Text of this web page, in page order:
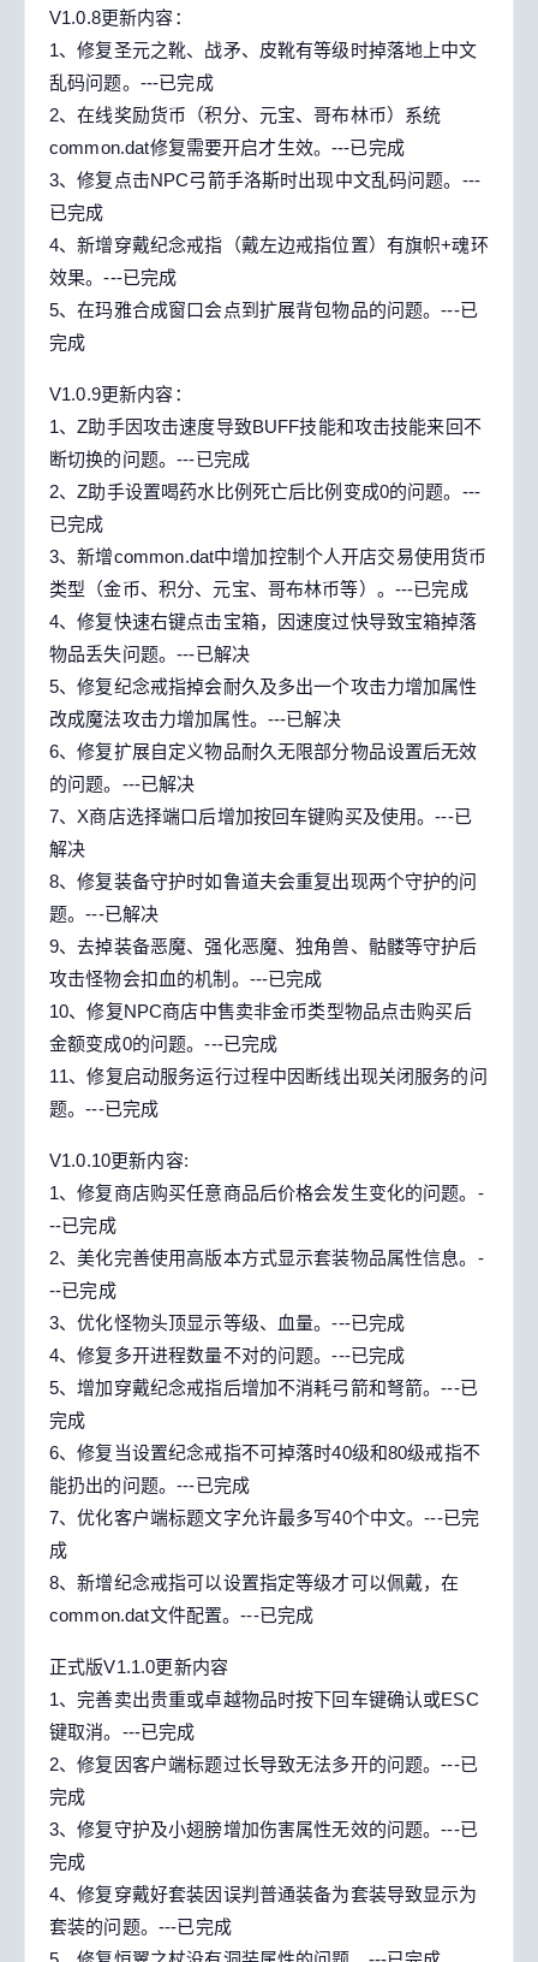
V1.0.8更新内容：
1、修复圣元之靴、战矛、皮靴有等级时掉落地上中文
乱码问题。---已完成
2、在线奖励货币（积分、元宝、哥布林币）系统
common.dat修复需要开启才生效。---已完成
3、修复点击NPC弓箭手洛斯时出现中文乱码问题。---
已完成
4、新增穿戴纪念戒指（戴左边戒指位置）有旗帜+魂环
效果。---已完成
5、在玛雅合成窗口会点到扩展背包物品的问题。---已
完成
V1.0.9更新内容：
1、Z助手因攻击速度导致BUFF技能和攻击技能来回不
断切换的问题。---已完成
2、Z助手设置喝药水比例死亡后比例变成0的问题。---
已完成
3、新增common.dat中增加控制个人开店交易使用货币
类型（金币、积分、元宝、哥布林币等）。---已完成
4、修复快速右键点击宝箱，因速度过快导致宝箱掉落
物品丢失问题。---已解决
5、修复纪念戒指掉会耐久及多出一个攻击力增加属性
改成魔法攻击力增加属性。---已解决
6、修复扩展自定义物品耐久无限部分物品设置后无效
的问题。---已解决
7、X商店选择端口后增加按回车键购买及使用。---已
解决
8、修复装备守护时如鲁道夫会重复出现两个守护的问
题。---已解决
9、去掉装备恶魔、强化恶魔、独角兽、骷髅等守护后
攻击怪物会扣血的机制。---已完成
10、修复NPC商店中售卖非金币类型物品点击购买后
金额变成0的问题。---已完成
11、修复启动服务运行过程中因断线出现关闭服务的问
题。---已完成
V1.0.10更新内容:
1、修复商店购买任意商品后价格会发生变化的问题。-
--已完成
2、美化完善使用高版本方式显示套装物品属性信息。-
--已完成
3、优化怪物头顶显示等级、血量。---已完成
4、修复多开进程数量不对的问题。---已完成
5、增加穿戴纪念戒指后增加不消耗弓箭和弩箭。---已
完成
6、修复当设置纪念戒指不可掉落时40级和80级戒指不
能扔出的问题。---已完成
7、优化客户端标题文字允许最多写40个中文。---已完
成
8、新增纪念戒指可以设置指定等级才可以佩戴，在
common.dat文件配置。---已完成
正式版V1.1.0更新内容
1、完善卖出贵重或卓越物品时按下回车键确认或ESC
键取消。---已完成
2、修复因客户端标题过长导致无法多开的问题。---已
完成
3、修复守护及小翅膀增加伤害属性无效的问题。---已
完成
4、修复穿戴好套装因误判普通装备为套装导致显示为
套装的问题。---已完成